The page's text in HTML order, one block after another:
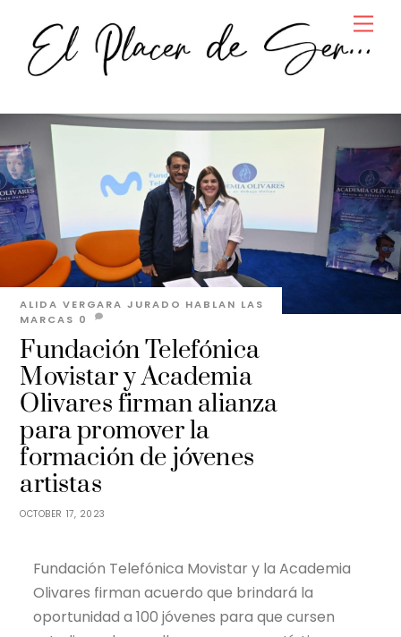
content
OCTOBER 17, 2023
Fundación Telefónica
Movistar y Academia
Olivares firman alianza
para promover la
formación de jóvenes
artistas
ALIDA VERGARA JURADO HABLAN LAS
MARCAS 0
Fundación Telefónica Movistar y la Academia
Olivares firman acuerdo que brindará la
oportunidad a 100 jóvenes para que cursen